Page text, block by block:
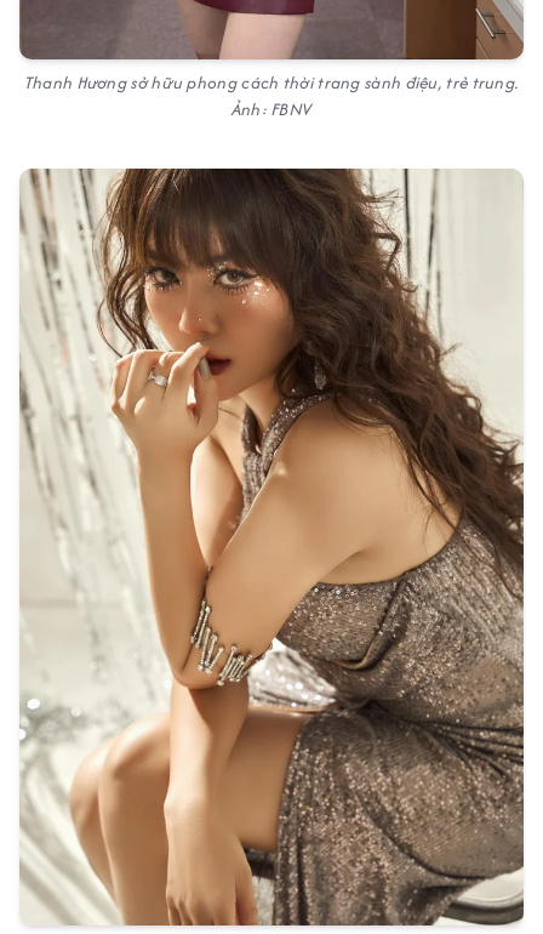
Thanh Hương sở hữu phong cách thời trang sành điệu, trẻ trung.
Ảnh: FBNV